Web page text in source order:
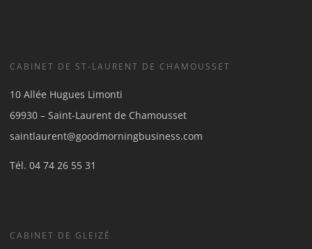
CABINET DE ST-LAURENT DE CHAMOUSSET
10 Allée Hugues Limonti
69930 – Saint-Laurent de Chamousset
saintlaurent@goodmorningbusiness.com
Tél.04 74 26 55 31
CABINET DE GLEIZÉ